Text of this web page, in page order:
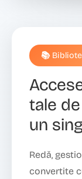
📚
tale
un
Redă,
convertite